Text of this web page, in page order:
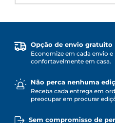
Opção de envio gratuito
Economize em cada envio e
confortavelmente em casa.
Não perca nenhuma
Receba cada entrega em
preocupar em procurar
Sem compromisso de